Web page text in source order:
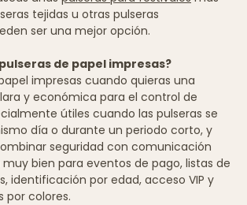
tejidas u otras pulseras
ser una mejor opción.
de papel impresas?
impresas cuando quieras una
y económica para el control de
útiles cuando las pulseras se
día o durante un periodo corto, y
seguridad con comunicación
muy bien para eventos de pago, listas de
identificación por edad, acceso VIP y
por colores.